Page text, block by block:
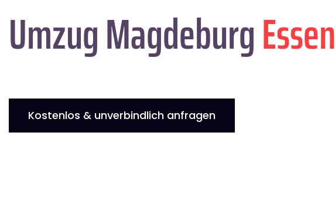
Umzug MagdeburgEssen
Kostenlos & unverbindlich anfragen